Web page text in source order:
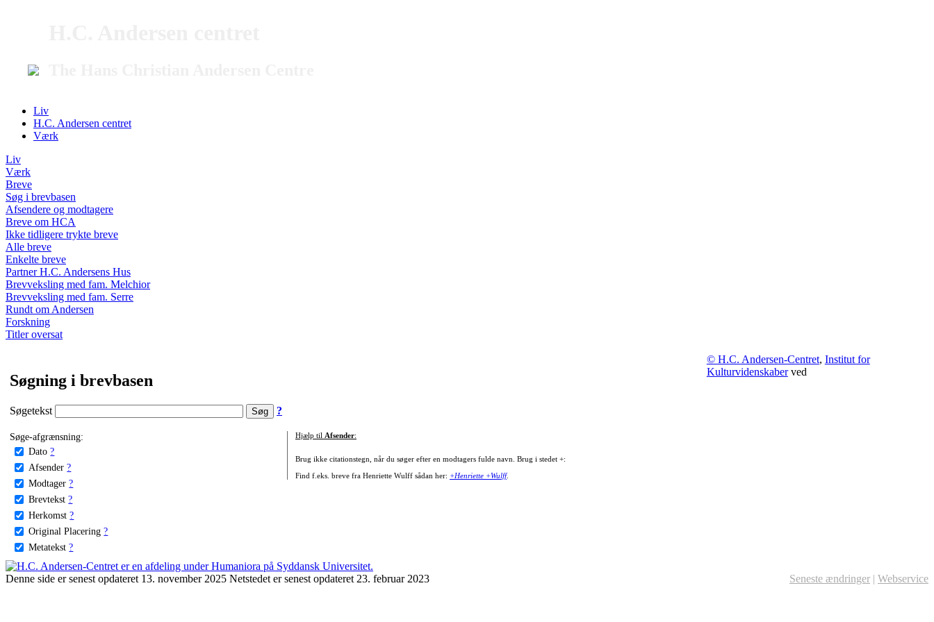
Liv
H.C. Andersen centret
Værk
Liv
Værk
Breve
Søg i brevbasen
Afsendere og modtagere
Breve om HCA
Ikke tidligere trykte breve
Alle breve
Enkelte breve
Partner H.C. Andersens Hus
Brevveksling med fam. Melchior
Brevveksling med fam. Serre
Rundt om Andersen
Forskning
Titler oversat
Søgning i brevbasen
Søgetekst ?
Søge-afgrænsning:
Dato ?
Afsender ?
Modtager ?
Brevtekst ?
Herkomst ?
Original Placering ?
Metatekst ?
Hjælp til Afsender:
Brug ikke citationstegn, når du søger efter en modtagers fulde navn. Brug i stedet +:
Find f.eks. breve fra Henriette Wulff sådan her: +Henriette +Wulff.
© H.C. Andersen-Centret, Institut for
Kulturvidenskaberved
Denne side er senest opdateret 13. november 2025 Netstedet er senest opdateret 23. februar 2023 Seneste ændringer | Webservice